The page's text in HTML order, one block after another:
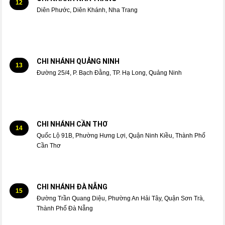
12
Diên Phước, Diên Khánh, Nha Trang
13 CHI NHÁNH QUẢNG NINH
Đường 25/4, P. Bạch Đằng, TP. Hạ Long, Quảng Ninh
14 CHI NHÁNH CẦN THƠ
Quốc Lộ 91B, Phường Hưng Lợi, Quận Ninh Kiều, Thành Phố
Cần Thơ
15 CHI NHÁNH ĐÀ NẴNG
Đường Trần Quang Diệu, Phường An Hải Tây, Quận Sơn Trà,
Thành Phố Đà Nẵng